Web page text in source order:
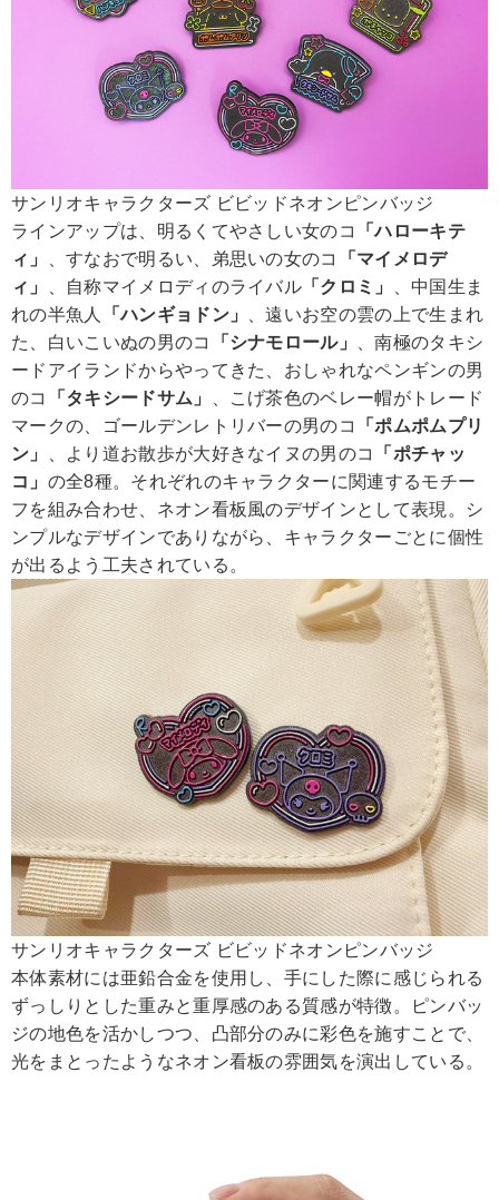
サンリオキャラクターズ ビビッドネオンピンバッジ
ラインアップは、明るくてやさしい女のコ
「ハローキテ
ィ」
、すなおで明るい、弟思いの女のコ
「マイメロデ
ィ」
、自称マイメロディのライバル 「クロミ」
、中国生ま
れの半魚人
「ハンギョドン」
、遠いお空の雲の上で生まれ
た、白いこいぬの男のコ
「シナモロール」
、南極のタキシ
ードアイランドからやってきた、おしゃれなペンギンの男
のコ
「タキシードサム」
、こげ茶色のベレー帽がトレード
マークの、ゴールデンレトリバーの男のコ
「ポムポムプリ
ン」
、より道お散歩が大好きなイヌの男のコ
「ポチャッ
コ」 の全8種。それぞれのキャラクターに関連するモチー
フを組み合わせ、ネオン看板風のデザインとして表現。シ
ンプルなデザインでありながら、キャラクターごとに個性
が出るよう工夫されている。
サンリオキャラクターズ ビビッドネオンピンバッジ
本体素材には亜鉛合金を使用し、手にした際に感じられる
ずっしりとした重みと重厚感のある質感が特徴。ピンバッ
ジの地色を活かしつつ、凸部分のみに彩色を施すことで、
光をまとったようなネオン看板の雰囲気を演出している。